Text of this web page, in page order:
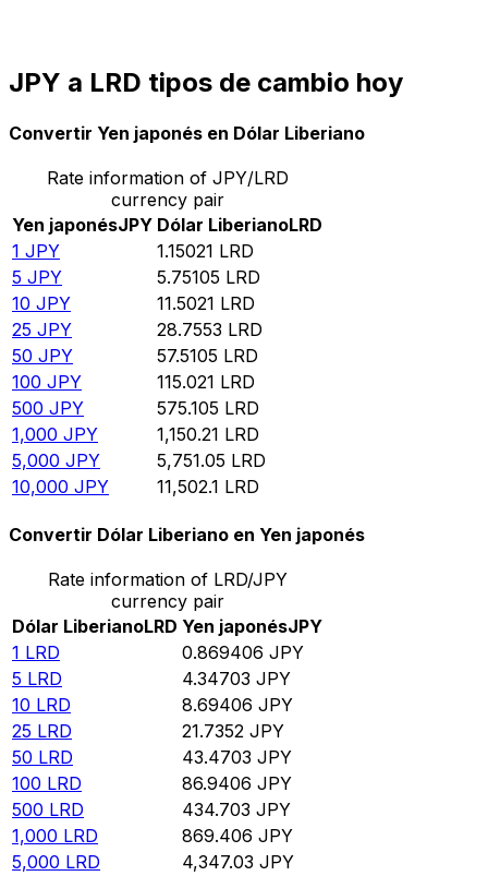
JPY a LRD tipos de cambio hoy
Convertir Yen japonés en Dólar Liberiano
Rate information of JPY/LRD
currency pair
Yen japonésJPY Dólar LiberianoLRD
1 JPY 1.15021 LRD
5 JPY 5.75105 LRD
10 JPY 11.5021 LRD
25 JPY 28.7553 LRD
50 JPY 57.5105 LRD
100 JPY 115.021 LRD
500 JPY 575.105 LRD
1,000 JPY 1,150.21 LRD
5,000 JPY 5,751.05 LRD
10,000 JPY 11,502.1 LRD
Convertir Dólar Liberiano en Yen japonés
Rate information of LRD/JPY
currency pair
Dólar LiberianoLRD Yen japonésJPY
1 LRD 0.869406 JPY
5 LRD 4.34703 JPY
10 LRD 8.69406 JPY
25 LRD 21.7352 JPY
50 LRD 43.4703 JPY
100 LRD 86.9406 JPY
500 LRD 434.703 JPY
1,000 LRD 869.406 JPY
5,000 LRD 4,347.03 JPY